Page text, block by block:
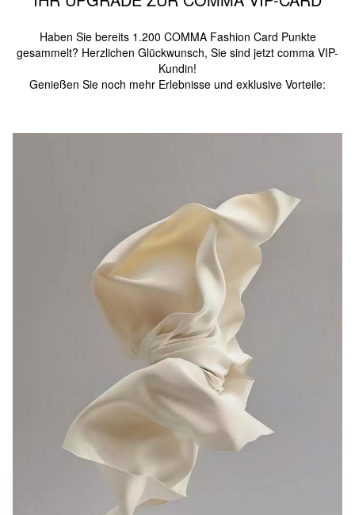
Haben Sie bereits 1.200 COMMA Fashion Card Punkte
gesammelt? Herzlichen Glückwunsch, Sie sind jetzt comma VIP-
Kundin!
Genießen Sie noch mehr Erlebnisse und exklusive Vorteile: